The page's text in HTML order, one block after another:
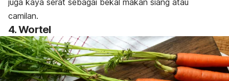
juga kaya serat sebagai bekal makan siang atau
camilan.
4. Wortel